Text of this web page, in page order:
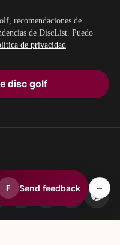
recomendaciones de
de DiscList. Puedo
de privacidad
disc golf
F Send feedback –